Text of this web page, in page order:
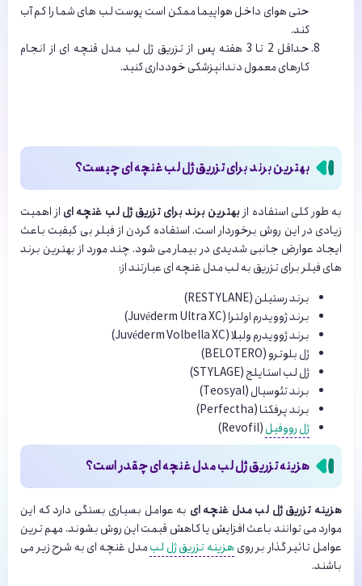
حتی هوای داخل هواپیما ممکن است پوست لب های شما را کم آب
کند.
حداقل 2 تا 3 هفته پس از تزریق ژل لب مدل قنچه ای از انجام
کارهای معمول دندانپزشکی خودداری کنید.
بهترین برند برای تزریق ژل لب غنچه ای چیست؟
به طور کلی استفاده از بهترین برند برای تزریق ژل لب غنچه ای از اهمیت
زیادی در این روش برخوردار است. استفاده کردن از فیلر بی کیفیت باعث
ایجاد عوارض جانبی شدیدی در بیمار می شود. چند مورد از بهترین برند
های فیلر برای تزریق به لب مدل غنچه ای عبارتند از:
برند رستیلن (RESTYLANE)
برند ژوویدرم اولترا (Juvéderm Ultra XC)
برند ژوویدرم ولبلا (Juvéderm Volbella XC)
ژل بلوترو (BELOTERO)
ژل لب استایلج (STYLAGE)
برند تئوسیال (Teosyal)
برند پرفکتا (Perfectha)
ژل رووفیل(Revofil)
هزینه تزریق ژل لب مدل غنچه ای چقدر است؟
هزینه تزریق ژل لب مدل غنچه ای به عوامل بسیاری بستگی دارد که این
موارد می توانند باعث افزایش یا کاهش قیمت این روش بشوند. مهم ترین
عوامل تاثیر گذار بر روی هزینه تزریق ژل لبمدل غنچه ای به شرح زیر می
باشند.